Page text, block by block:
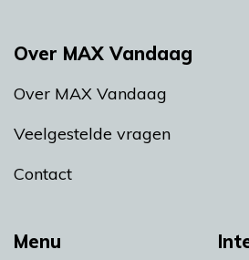
Menu
Over MAX Vandaag
Over MAX Vandaag
Veelgestelde vragen
Contact